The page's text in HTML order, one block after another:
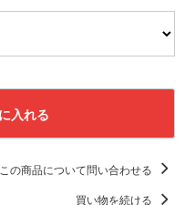
入れる
この商品について問い合わせる
買い物を続ける